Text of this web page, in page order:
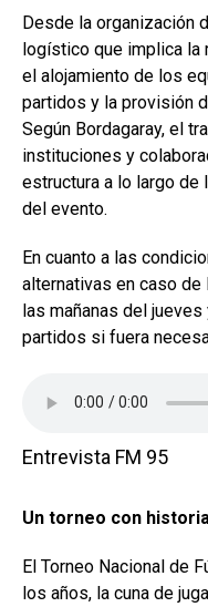
Desde la organización
logístico que implica la
el alojamiento de los
partidos y la provisión
Según Bordagaray, el
instituciones y
estructura a lo largo
del evento.
En cuanto a las
alternativas en caso
las mañanas del
partidos si fuera
Entrevista FM 95
Un torneo con
El Torneo Nacional de
los años, la cuna de